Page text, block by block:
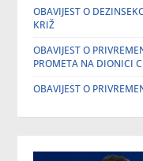
OBAVIJEST O
KRIŽ
OBAVIJEST O
PROMETA NA DIONICI
OBAVIJEST O